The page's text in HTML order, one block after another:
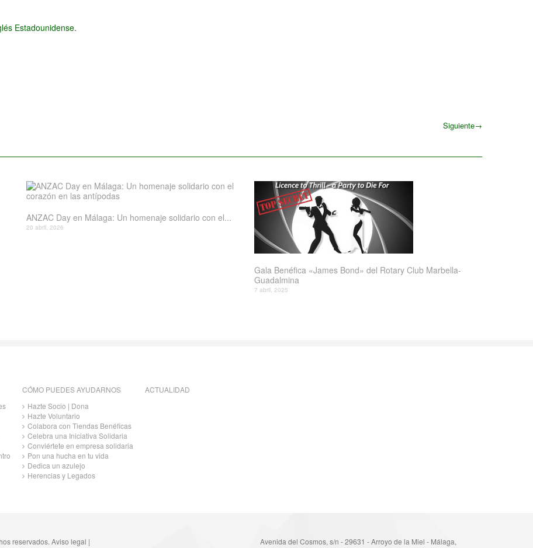
Estadounidense.
Siguiente→
ANZAC Day en Málaga: Un homenaje solidario con el...
20 abril, 2026
Gala Benéfica «James Bond» del Rotary Club Marbella-
Guadalmina
7 abril, 2025
CÓMO PUEDES AYUDARNOS
Hazte Socio | Dona
Hazte Voluntario
Colabora con Tiendas Benéficas
Celebra una Iniciativa Solidaria
Conviértete en empresa solidaria
Pon una hucha en tu vida
Dedica un azulejo
Herencias y Legados
ACTUALIDAD
reservados. Aviso legal |
Avenida del Cosmos, s/n - 29631 - Arroyo de la Miel - Málaga,